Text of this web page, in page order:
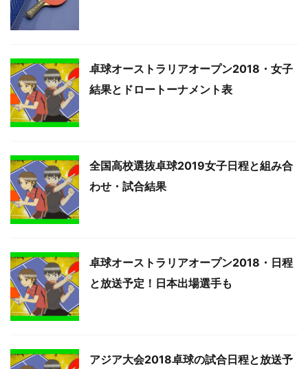
卓球オーストラリアオープン2018・女子
結果とドロートーナメント表
全国高校選抜卓球2019女子日程と組み合
わせ・試合結果
卓球オーストラリアオープン2018・日程
と放送予定！日本出場選手も
アジア大会2018卓球の試合日程と放送予